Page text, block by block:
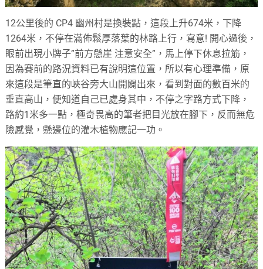
12公里後的 CP4 幽州村是換裝點，這段上升674米，下降
1264米，不停在滿佈鬆厚落葉的林路上行，寫意! 開心過後，
眼前出現小牌子”前方懸崖 注意安全”，馬上停下休息拉筋，
因為賽前的路況資料已有說明這位置，所以有心理準備，原
來這段是筆直的峽谷旁大山開闢出來，看到對面的數百米的
垂直高山，便知道自己已處身其中，不停之字路方式下降，
路約1米多一點，極奇畏高的筆者把目光放在腳下，反而無危
險感覺，懸邊位的灌木植物應記一功。